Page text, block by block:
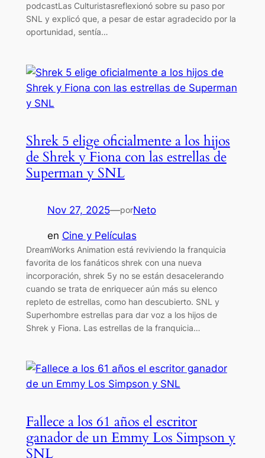
podcastLas Culturistasreflexionó sobre su paso por
SNL y explicó que, a pesar de estar agradecido por la
oportunidad, sentía…
Shrek 5 elige oficialmente a los hijos
de Shrek y Fiona con las estrellas de
Superman y SNL
Nov 27, 2025—porNeto
en Cine y Películas
DreamWorks Animation está reviviendo la franquicia
favorita de los fanáticos shrek con una nueva
incorporación, shrek 5y no se están desacelerando
cuando se trata de enriquecer aún más su elenco
repleto de estrellas, como han descubierto. SNL y
Superhombre estrellas para dar voz a los hijos de
Shrek y Fiona. Las estrellas de la franquicia…
Fallece a los 61 años el escritor
ganador de un Emmy Los Simpson y
SNL